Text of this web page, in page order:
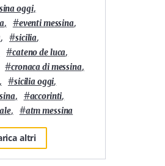
oggi,
, #eventi messina,
, #sicilia,
#cateno de luca,
#cronaca di messina,
#sicilia oggi,
, #accorinti,
, #atm messina
altri